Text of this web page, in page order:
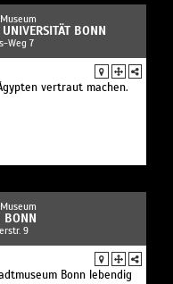
Museum
BONN
Weg 7
vertraut machen.
Museum
BONN
9
Bonn lebendig